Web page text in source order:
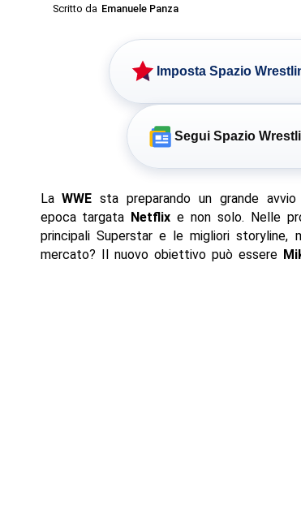
Scritto da Emanuele Panza
Imposta Spazio
Segui Spazio
LaWWE sta preparando un grande
epoca targata Netflix e non solo. Nelle
principali Superstar e le migliori storyline,
mercato? Il nuovo obiettivo può essere